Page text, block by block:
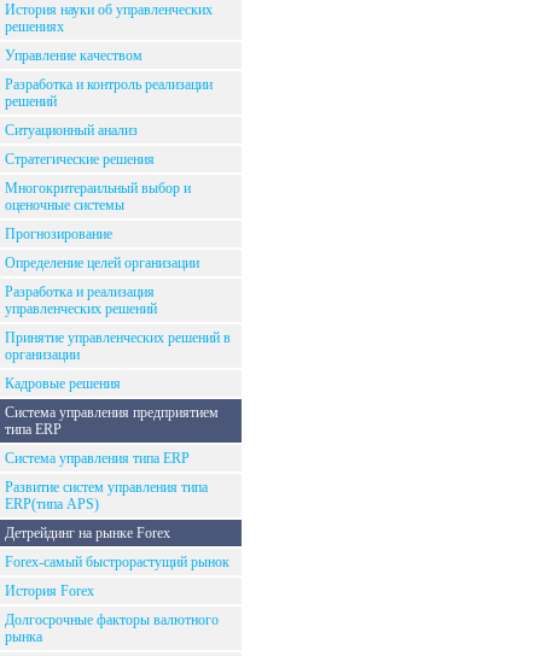
История науки об управленческих
решениях
Управление качеством
Разработка и контроль реализации
решений
Ситуационный анализ
Стратегические решения
Многокритераильный выбор и
оценочные системы
Прогнозирование
Определение целей организации
Разработка и реализация
управленческих решений
Принятие управленческих решений в
организации
Кадровые решения
Система управления предприятием
типа ERP
Система управления типа ERP
Развитие систем управления типа
ERP(типа APS)
Детрейдинг на рынке Forex
Forex-самый быстрорастущий рынок
История Forex
Долгосрочные факторы валютного
рынка